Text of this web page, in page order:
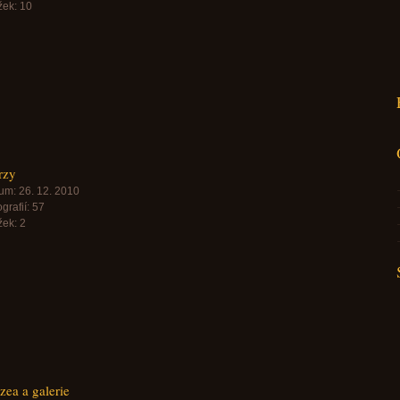
10
26. 12. 2010
57
2
a galerie